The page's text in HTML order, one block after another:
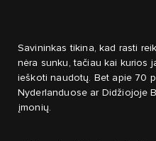
Savininkas tikina, kad rasti
nėra sunku, tačiau kai kurios
ieškoti naudotų. Bet apie 70
Nyderlanduose ar Didžiojoje
įmonių.